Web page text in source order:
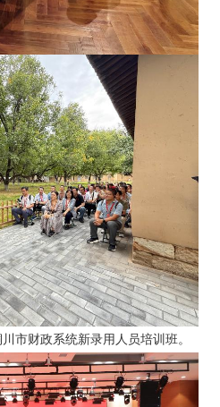
川市财政系统新录用人员培训班 。